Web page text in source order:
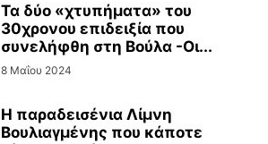
Τα δύο «χτυπήματα» του
30χρονου επιδειξία που
συνελήφθη στη Βούλα -Οι...
8 Μαΐου 2024
Η παραδεισένια Λίμνη
Βουλιαγμένης που κάποτε